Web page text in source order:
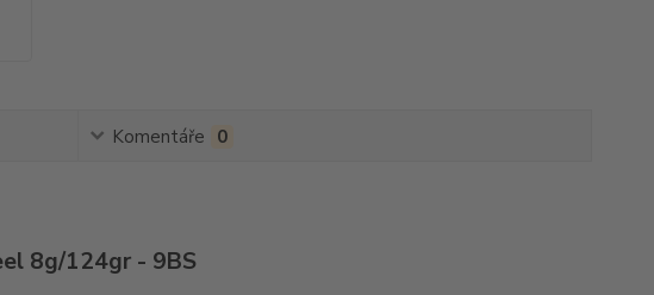
Komentáře 0
8g/124gr - 9BS